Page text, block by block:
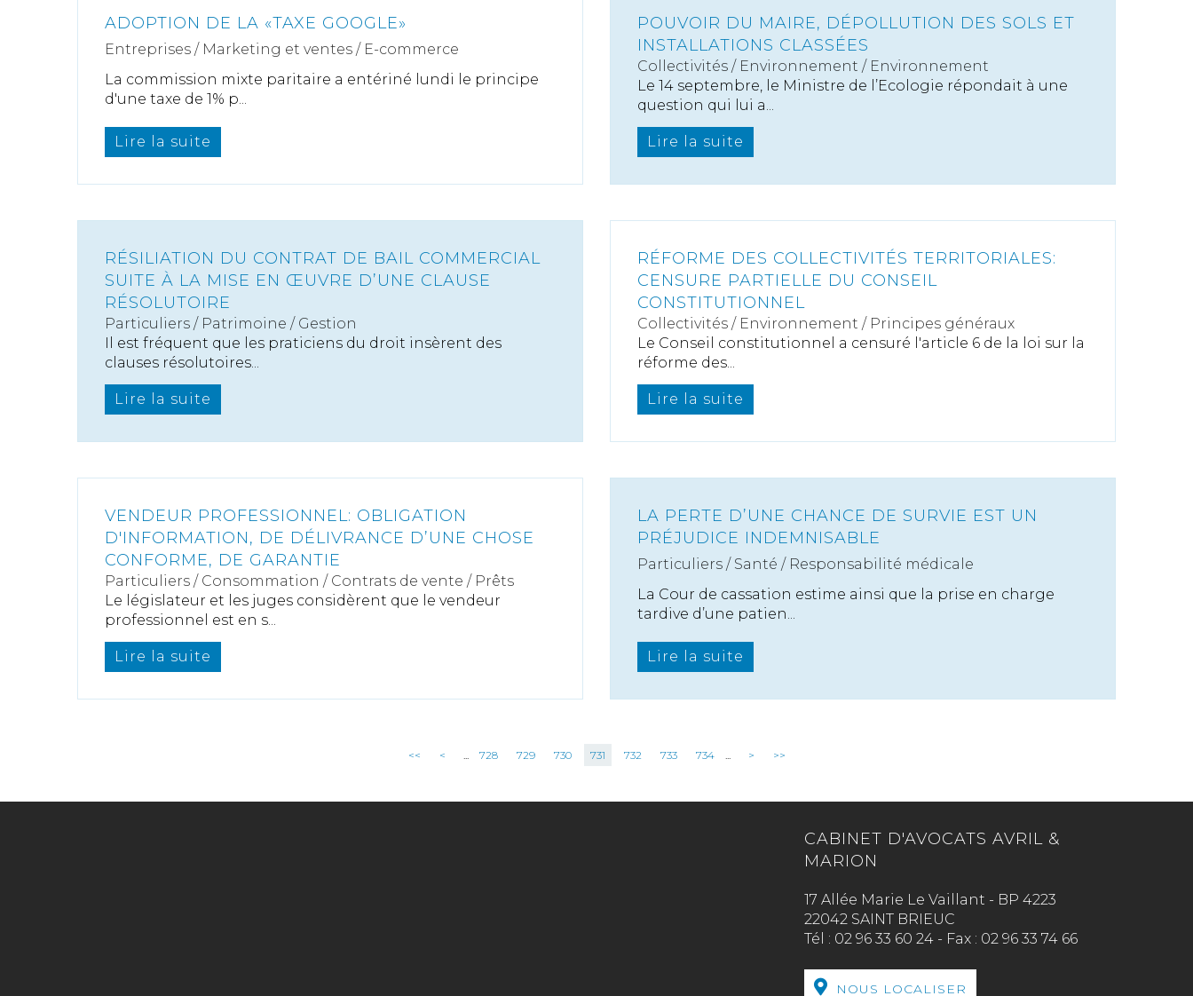
ADOPTION DE LA «TAXE GOOGLE»
Entreprises / Marketing et ventes / E-commerce
La commission mixte paritaire a entériné lundi le principe
d'une taxe de 1% p...
Lire la suite
POUVOIR DU MAIRE, DÉPOLLUTION DES SOLS ET
INSTALLATIONS CLASSÉES
Collectivités / Environnement / Environnement
Le 14 septembre, le Ministre de l’Ecologie répondait à une
question qui lui a...
Lire la suite
RÉSILIATION DU CONTRAT DE BAIL COMMERCIAL
SUITE À LA MISE EN ŒUVRE D’UNE CLAUSE
RÉSOLUTOIRE
Particuliers / Patrimoine / Gestion
Il est fréquent que les praticiens du droit insèrent des
clauses résolutoires...
Lire la suite
RÉFORME DES COLLECTIVITÉS TERRITORIALES:
CENSURE PARTIELLE DU CONSEIL
CONSTITUTIONNEL
Collectivités / Environnement / Principes généraux
Le Conseil constitutionnel a censuré l'article 6 de la loi sur la
réforme des...
Lire la suite
VENDEUR PROFESSIONNEL: OBLIGATION
D'INFORMATION, DE DÉLIVRANCE D’UNE CHOSE
CONFORME, DE GARANTIE
Particuliers / Consommation / Contrats de vente / Prêts
Le législateur et les juges considèrent que le vendeur
professionnel est en s...
Lire la suite
LA PERTE D’UNE CHANCE DE SURVIE EST UN
PRÉJUDICE INDEMNISABLE
Particuliers / Santé / Responsabilité médicale
La Cour de cassation estime ainsi que la prise en charge
tardive d’une patien...
Lire la suite
<< < 728 729 730 731 732 733 734 > >>
CABINET D'AVOCATS AVRIL &
MARION
17 Allée Marie Le Vaillant - BP 4223
22042 SAINT BRIEUC
Tél : 02 96 33 60 24 - Fax : 02 96 33 74 66
NOUS LOCALISER